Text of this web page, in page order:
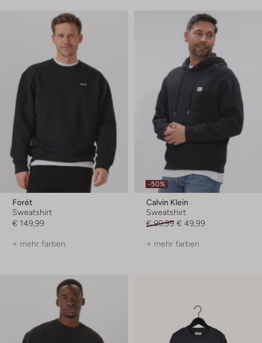
Forét
Sweatshirt
€ 149,99
+ mehr farben
-50%
Calvin Klein
Sweatshirt
€ 99,99 € 49,99
+ mehr farben